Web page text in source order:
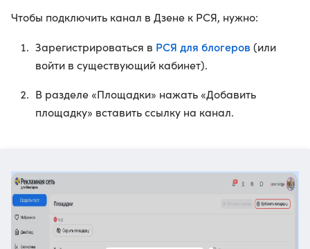
Чтобы подключить канал в Дзене к РСЯ, нужно:
Зарегистрироваться в РСЯ для блогеров (или
войти в существующий кабинет).
В разделе «Площадки» нажать «Добавить
площадку» вставить ссылку на канал.